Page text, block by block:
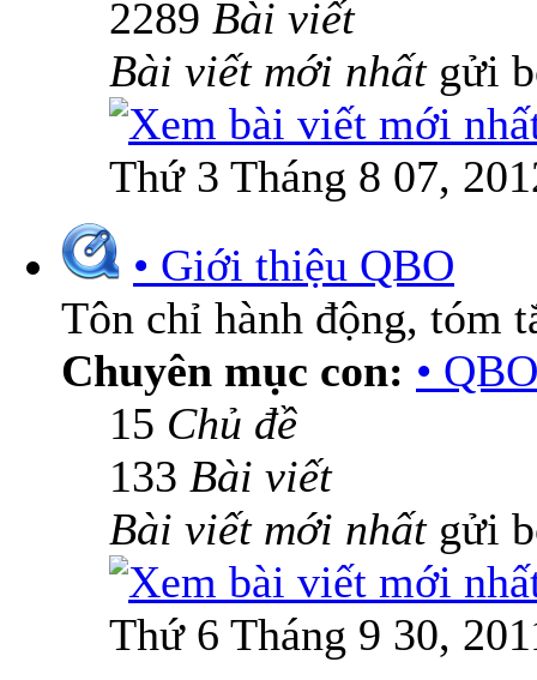
2289 Bài viết
Bài viết mới nhấtgửi
Thứ 3 Tháng 8 07,
• Giới thiệu QBO
Tôn chỉ hành động, tóm
Chuyên mục con: •
15 Chủ đề
133 Bài viết
Bài viết mới nhấtgửi
Thứ 6 Tháng 9 30,